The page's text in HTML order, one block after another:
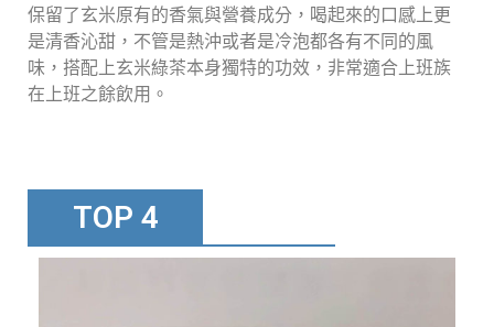
保留了玄米原有的香氣與營養成分，喝起來的口感上更
是清香沁甜，不管是熱沖或者是冷泡都各有不同的風
味，搭配上玄米綠茶本身獨特的功效，非常適合上班族
在上班之餘飲用。
TOP 4